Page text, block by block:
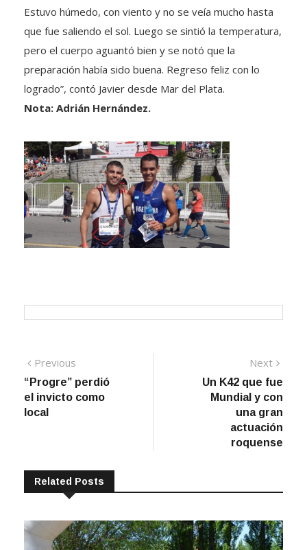
Estuvo húmedo, con viento y no se veía mucho hasta
que fue saliendo el sol. Luego se sintió la temperatura,
pero el cuerpo aguantó bien y se notó que la
preparación había sido buena. Regreso feliz con lo
logrado”, contó Javier desde Mar del Plata.
Nota: Adrián Hernández.
Navegación
de
entradas
Previous
post:
“Progre” perdió
el invicto como
local
Next
Un K42 que fue
Mundial y con
una gran
actuación
roquense
Related Posts